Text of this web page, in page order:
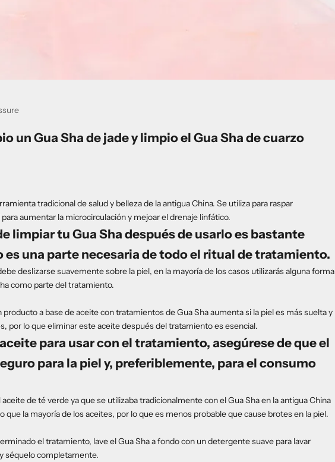
un Gua Sha de jade y limpio el Gua Sha de cuarzo
tradicional de salud y belleza de la antigua China. Se utiliza para raspar
aumentar la microcirculación y mejoar el drenaje linfático.
limpiar tu Gua Sha después de usarlo es bastante
es una parte necesaria de todo el ritual de tratamiento.
deslizarse suavemente sobre la piel, en la mayoría de los casos utilizarás alguna forma
como parte del tratamiento.
producto a base de aceite con tratamientos de Gua Sha aumenta si la piel es más suelta y
por lo que eliminar este aceite después del tratamiento es esencial.
para usar con el tratamiento, asegúrese de que el
para la piel y, preferiblemente, para el consumo
de té verde ya que se utilizaba tradicionalmente con el Gua Sha en la antigua China
que la mayoría de los aceites, por lo que es menos probable que cause brotes en la piel.
el tratamiento, lave el Gua Sha a fondo con un detergente suave para lavar
séquelo completamente.